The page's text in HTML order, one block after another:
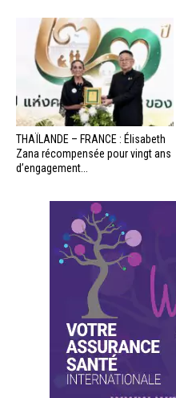
THAÏLANDE – FRANCE : Élisabeth
Zana récompensée pour vingt ans
d’engagement...